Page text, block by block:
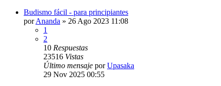
Budismo fácil - para principiantes
porAnanda » 26 Ago 2023 11:08
1
2
10 Respuestas
23516 Vistas
Último mensaje porUpasaka
29 Nov 2025 00:55